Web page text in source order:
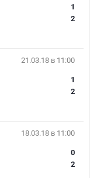
1
2
21.03.18 в 11:00
1
2
18.03.18 в 11:00
0
2